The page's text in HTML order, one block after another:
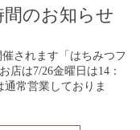
のお知らせ
されます「はちみつフ
店は7/26金曜日は14：
通常営業しておりま